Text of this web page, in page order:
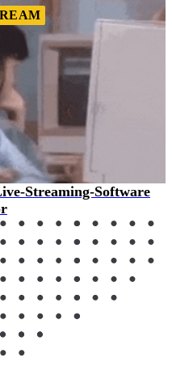
Streaming-Software